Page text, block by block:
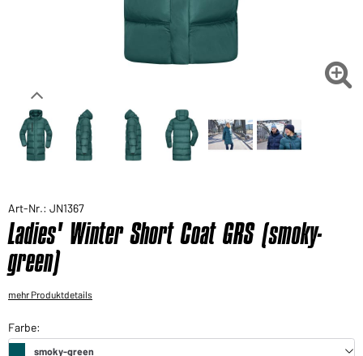
Sie möchten gerne für Ihren privaten Bedarf
Hier geht's zu unserem Endkundenshop 
Art-Nr.: JN1367
Ladies' Winter Short Coat GRS (smoky-
green)
mehr Produktdetails